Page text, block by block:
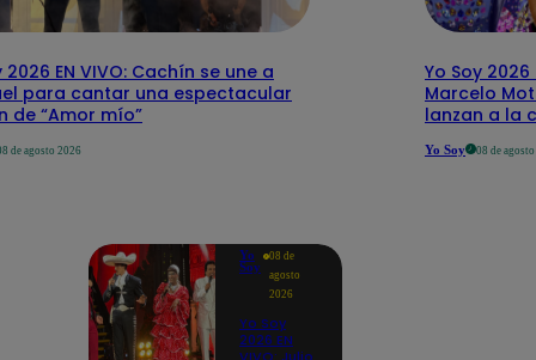
2026 EN VIVO: Cachín se une a
para cantar una espectacular
de “Amor mío”
de agosto 2026
Yo Soy 2026
Marcelo
lanzan a la
Yo Soy 08 de
Yo
Soy
08 de
agosto
2026
Yo Soy
2026 EN